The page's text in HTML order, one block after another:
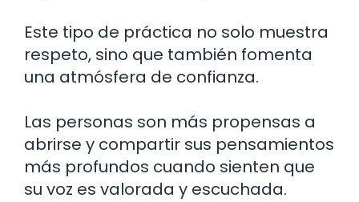
Este tipo de práctica no solo muestra
respeto, sino que también fomenta
una atmósfera de confianza.
Las personas son más propensas a
abrirse y compartir sus pensamientos
más profundos cuando sienten que
su voz es valorada y escuchada.